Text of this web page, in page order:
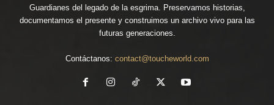
Guardianes del legado de la esgrima. Preservamos historias,
documentamos el presente y construimos un archivo vivo para las
futuras generaciones.
Contáctanos: contact@toucheworld.com